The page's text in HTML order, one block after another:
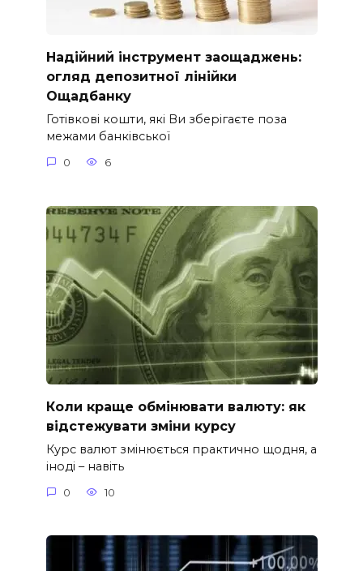
Надійний інструмент заощаджень:
огляд депозитної лінійки
Ощадбанку
Готівкові кошти, які Ви зберігаєте поза
межами банківської
0 6
Коли краще обмінювати валюту: як
відстежувати зміни курсу
Курс валют змінюється практично щодня, а
іноді – навіть
0 10